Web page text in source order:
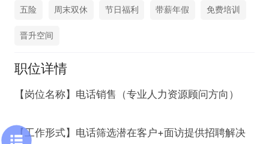
五险 周末双休 节日福利 带薪年假 免费培训
晋升空间
职位详情
【岗位名称】电话销售（专业人力资源顾问方向）
【工作形式】电话筛选潜在客户+面访提供招聘解决